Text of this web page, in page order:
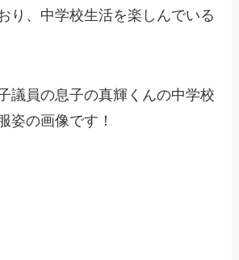
り、中学校生活を楽しんでいる
議員の息子の真輝くんの中学校
姿の画像です！